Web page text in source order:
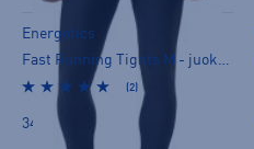
Energetics
Fast Running Tights M - juoksutrikoot
(2)
34,90 €